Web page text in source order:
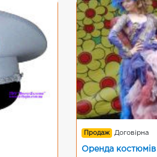
Продаж Договірна
Оренда костюмів